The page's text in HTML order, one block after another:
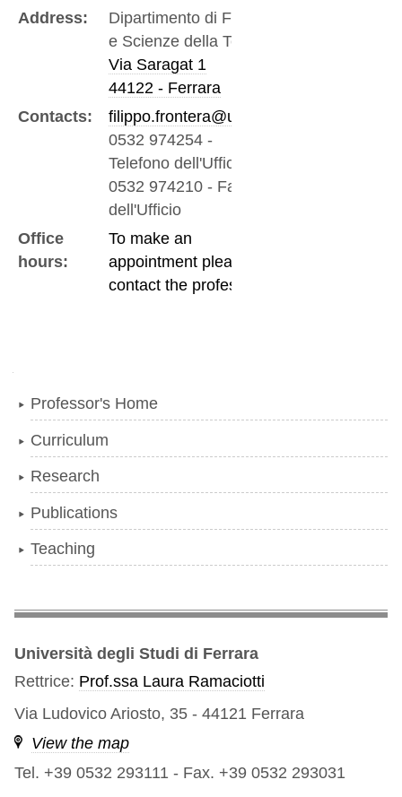
Address:
Dipartimento di Fisica
e Scienze della Terra
Via Saragat 1
44122 - Ferrara
Contacts:
filippo.frontera@unife.it
0532 974254 -
Telefono dell'Ufficio
0532 974210 - Fax
dell'Ufficio
Office
hours:
To make an
appointment please
contact the professor
Professor's Home
Curriculum
Research
Publications
Teaching
Università degli Studi di Ferrara
Rettrice: Prof.ssa Laura Ramaciotti
Via Ludovico Ariosto, 35 - 44121 Ferrara
View the map
Tel. +39 0532 293111 - Fax. +39 0532 293031